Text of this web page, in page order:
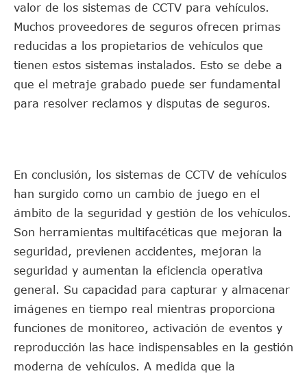
valor de los sistemas de CCTV para vehículos.
Muchos proveedores de seguros ofrecen primas
reducidas a los propietarios de vehículos que
tienen estos sistemas instalados. Esto se debe a
que el metraje grabado puede ser fundamental
para resolver reclamos y disputas de seguros.
En conclusión, los sistemas de CCTV de vehículos
han surgido como un cambio de juego en el
ámbito de la seguridad y gestión de los vehículos.
Son herramientas multifacéticas que mejoran la
seguridad, previenen accidentes, mejoran la
seguridad y aumentan la eficiencia operativa
general. Su capacidad para capturar y almacenar
imágenes en tiempo real mientras proporciona
funciones de monitoreo, activación de eventos y
reproducción las hace indispensables en la gestión
moderna de vehículos. A medida que la